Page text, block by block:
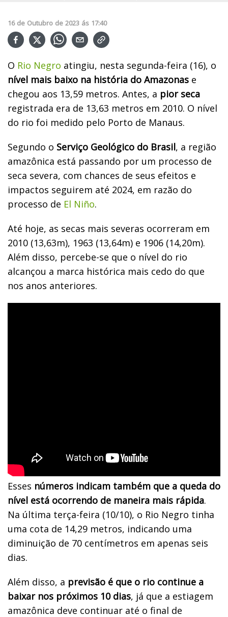
16 de Outubro de 2023 ás 17:40
O Rio Negro atingiu, nesta segunda-feira (16), o
nível mais baixo na história do Amazonas e
chegou aos 13,59 metros. Antes, a pior seca
registrada era de 13,63 metros em 2010. O nível
do rio foi medido pelo Porto de Manaus.
Segundo o Serviço Geológico do Brasil, a região
amazônica está passando por um processo de
seca severa, com chances de seus efeitos e
impactos seguirem até 2024, em razão do
processo de El Niño.
Até hoje, as secas mais severas ocorreram em
2010 (13,63m), 1963 (13,64m) e 1906 (14,20m).
Além disso, percebe-se que o nível do rio
alcançou a marca histórica mais cedo do que
nos anos anteriores.
Esses números indicam também que a queda do
nível está ocorrendo de maneira mais rápida.
Na última terça-feira (10/10), o Rio Negro tinha
uma cota de 14,29 metros, indicando uma
diminuição de 70 centímetros em apenas seis
dias.
Além disso, a previsão é que o rio continue a
baixar nos próximos 10 dias, já que a estiagem
amazônica deve continuar até o final de